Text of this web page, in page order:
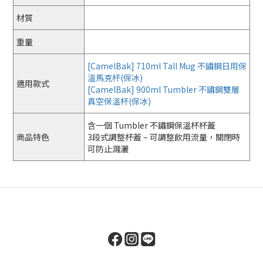
材質
重量
適用款式
[CamelBak] 710ml Tall Mug 不鏽鋼日用保
溫馬克杯(保冰)
[CamelBak] 900ml Tumbler 不鏽鋼雙層
真空保溫杯(保冰)
商品特色
含一個 Tumbler 不鏽鋼保溫杯杯蓋
3段式調整杯蓋 – 可調整飲用流量，關閉時
可防止濺灑